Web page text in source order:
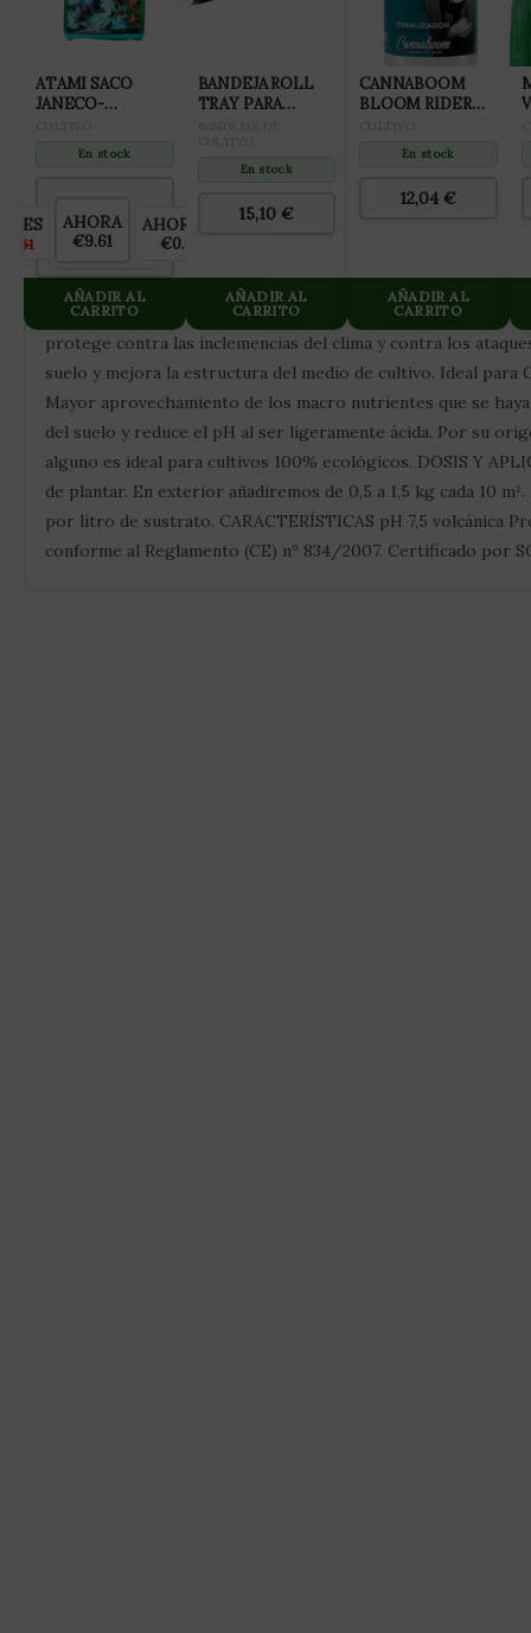
adversas en el clima. Top Vulcan es polvo de roca volcánica
de lava es rico en oligoelementos esenciales para toda
enfrentarse a los periodos climáticos más adversos y
al aumentar la resistencia de sus tejidos celulares. Es un
como el hecho de que no ha recibido ningún tratamiento
ecológicos. Es perfecto para complementar los
SuperGuano y las Amino Perlas. Es un producto con
permiten un correcto desarrollo de las raíces de tus
acción de los fertilizantes y permitirá que tus plantas
problemas. Top Vulcan aumenta la resistencia de las
protege contra las inclemencias del clima y contra los
suelo y mejora la estructura del medio de cultivo. Ideal para
Mayor aprovechamiento de los macro nutrientes que se
del suelo y reduce el pH al ser ligeramente ácida. Por su
alguno es ideal para cultivos 100% ecológicos. DOSIS Y
de plantar. En exterior añadiremos de 0,5 a 1,5 kg cada 10
por litro de sustrato. CARACTERÍSTICAS pH 7,5 volcánica
conforme al Reglamento (CE) nº 834/2007. Certificado por
ATAMI SACO
JANECO-
En stock
AHORA
€9.61
AHORRAS
€0.00
AÑADIR AL
CARRITO
BANDEJA ROLL
TRAY PARA
En stock
15,10€
AÑADIR AL
CARRITO
CANNABOOM
BLOOM RIDER
En stock
12,04€
AÑADIR AL
CARRITO